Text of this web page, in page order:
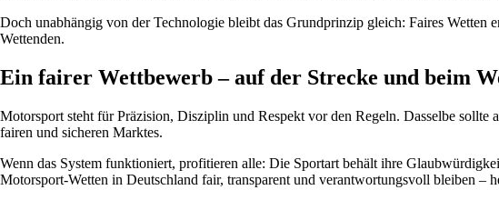
Doch unabhängig von der Technologie bleibt das Grundprinzip gleich: Faires
Wettenden.
Ein fairer Wettbewerb – auf der Strecke und beim
Motorsport steht für Präzision, Disziplin und Respekt vor den Regeln. Dasselbe
fairen und sicheren Marktes.
Wenn das System funktioniert, profitieren alle: Die Sportart behält ihre
Motorsport-Wetten in Deutschland fair, transparent und verantwortungsvoll bleiben –